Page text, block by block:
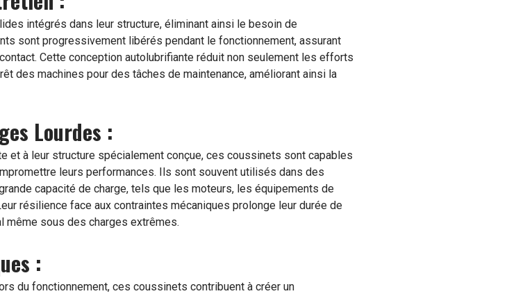
intégrés dans leur structure, éliminant ainsi le besoin de
sont progressivement libérés pendant le fonctionnement, assurant
Cette conception autolubrifiante réduit non seulement les efforts
des machines pour des tâches de maintenance, améliorant ainsi la
Lourdes :
et à leur structure spécialement conçue, ces coussinets sont capables
leurs performances. Ils sont souvent utilisés dans des
capacité de charge, tels que les moteurs, les équipements de
résilience face aux contraintes mécaniques prolonge leur durée de
même sous des charges extrêmes.
:
du fonctionnement, ces coussinets contribuent à créer un